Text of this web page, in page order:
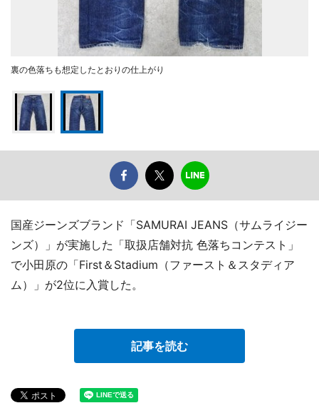
裏の色落ちも想定したとおりの仕上がり
国産ジーンズブランド「SAMURAI JEANS（サムライジー
ンズ）」が実施した「取扱店舗対抗 色落ちコンテスト」
で小田原の「First＆Stadium（ファースト＆スタディア
ム）」が2位に入賞した。
記事を読む